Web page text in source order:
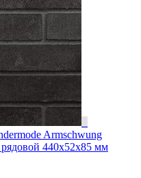
Armschwung
440x52x85 мм